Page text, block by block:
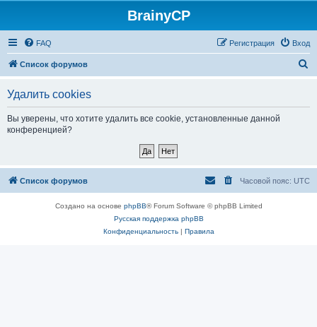
BrainyCP
FAQ Вход
Регистрация
Список форумов
Удалить cookies
Вы уверены, что хотите удалить все cookie, установленные данной
конференцией?
Список форумов Часовой пояс: UTC
Создано на основе phpBB® Forum Software © phpBB Limited
Русская поддержка phpBB
Конфиденциальность| Правила